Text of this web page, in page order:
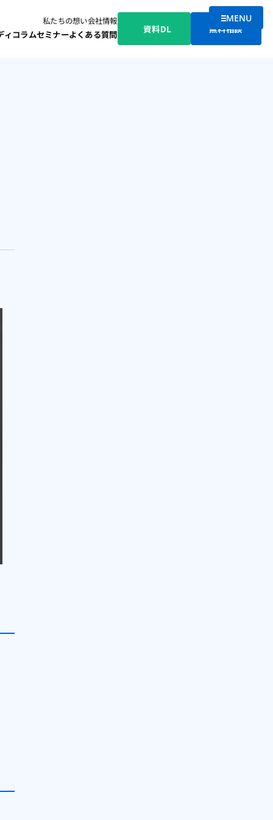
メニュー
MENU
私たちの想い会社情報
ィ コラムセミナーよくある質問 資料DL 無料相談